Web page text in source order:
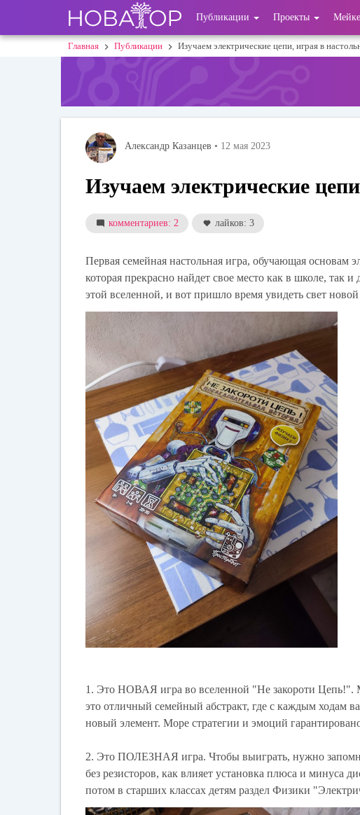
основному
User
account
Публикации Проекты
Строка
Главная Публикации Изучаем электрические цепи, играя в
Александр Казанцев • 12 мая 2023
Изучаем электрические
комментариев: 2 лайков: 3
Первая семейная настольная игра, обучающая основам
которая прекрасно найдет свое место как в школе, так
этой вселенной, и вот пришло время увидеть свет
1. Это НОВАЯ игра во вселенной "Не закороти Цепь!".
это отличный семейный абстракт, где с каждым ходам
новый элемент. Море стратегии и эмоций
2. Это ПОЛЕЗНАЯ игра. Чтобы выиграть, нужно
без резисторов, как влияет установка плюса и минуса
потом в старших классах детям раздел Физики